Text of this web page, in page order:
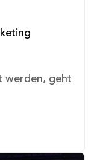
werden, geht